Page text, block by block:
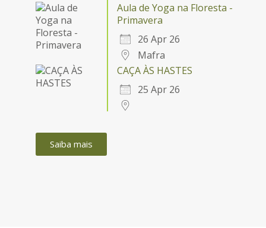
Aula de Yoga na Floresta -
Primavera
26 Apr 26
Mafra
CAÇA ÀS HASTES
25 Apr 26
Saiba mais